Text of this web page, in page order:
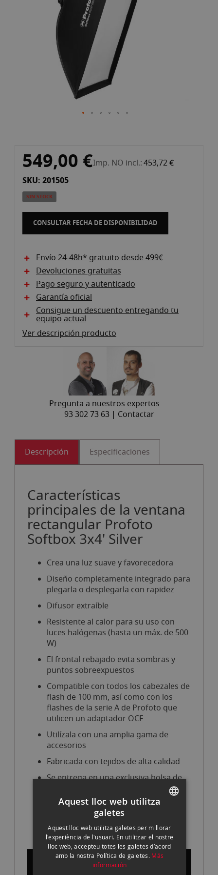
començament
de
galeria
d'imatges
549,00 €Imp. NO incl. 453,72 €
SKU: 201505
SIN STOCK
CONSULTAR FECHA DE DISPONIBILIDAD
Envío 24-48h* gratuito desde 499€
Devoluciones gratuitas
Pago seguro y autenticado
Garantía oficial
Consigue un descuento entregando tu
equipo actual
Ver descripción producto
Pregunta a nuestros expertos
93 302 73 63 | Contactar
Descripción Especificaciones
Características
principales de la ventana
rectangular Profoto
Softbox 3x4' Silver
Crea una luz suave y favorecedora
Diseño completamente integrado para
plegarla o desplegarla con rapidez
Difusor extraíble
Resistente al calor para su uso con
luces halógenas (hasta un máx. de 500
W)
El frontal rebajado evita sombras y
puntos sobreexpuestos
Compatible con todos los cabezales de
flash de 100 mm, así como con los
flashes de la serie A de Profoto que
utilicen un adaptador OCF
Utilízala con una amplia gama de
accesorios
Fabricada con tejidos de alta calidad
Se entrega en una exclusiva bolsa de
Diámetro frontal de 90x120 cm
Incluye difusor frontal e interior
ENGLISH
CATALAN
Aquest lloc web utilitza
galetes
Aquest lloc web utilitza galetes per millorar
l'experiència de l'usuari. En utilitzar el nostre
lloc web, accepteu totes les galetes d’acord
amb la nostra Política de galetes. Más
información